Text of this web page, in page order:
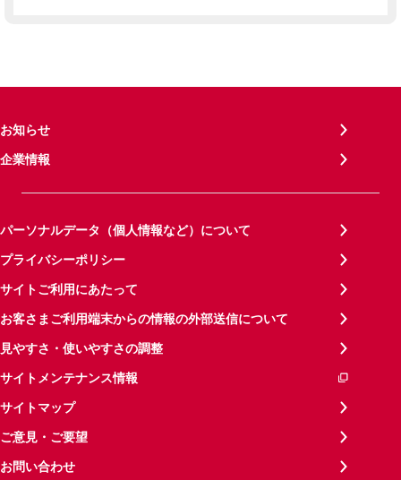
お知らせ
企業情報
パーソナルデータ（個人情報など）について
プライバシーポリシー
サイトご利用にあたって
お客さまご利用端末からの情報の外部送信について
見やすさ・使いやすさの調整
サイトメンテナンス情報
サイトマップ
ご意見・ご要望
お問い合わせ